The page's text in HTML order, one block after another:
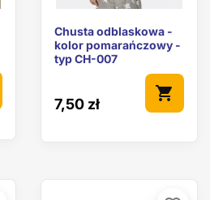
Chusta odblaskowa -
kolor pomarańczowy -
typ CH-007
7,50 zł
shopping_cart